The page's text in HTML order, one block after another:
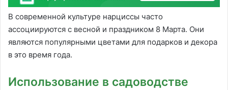
В современной культуре нарциссы часто
ассоциируются с весной и праздником 8 Марта. Они
являются популярными цветами для подарков и декора
в это время года.
Использование в садоводстве